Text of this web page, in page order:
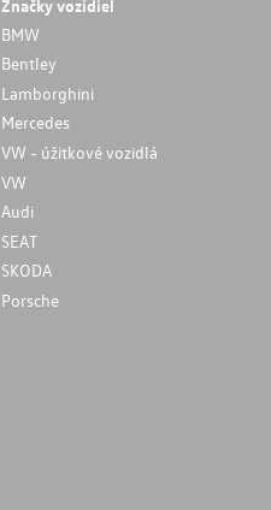
Značky vozidiel
BMW
Bentley
Lamborghini
Mercedes
VW - úžitkové vozidlá
VW
Audi
SEAT
SKODA
Porsche